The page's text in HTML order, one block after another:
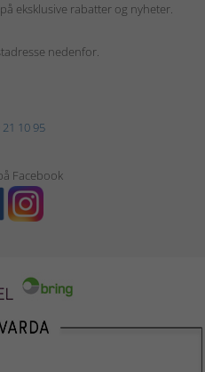
eksklusive rabatter og nyheter.
nedenfor.
21 10 95
Facebook